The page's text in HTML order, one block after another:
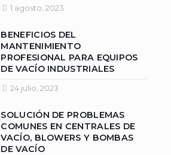
1 agosto, 2023
BENEFICIOS DEL
MANTENIMIENTO
PROFESIONAL PARA EQUIPOS
DE VACÍO INDUSTRIALES
24 julio, 2023
SOLUCIÓN DE PROBLEMAS
COMUNES EN CENTRALES DE
VACÍO, BLOWERS Y BOMBAS
DE VACÍO